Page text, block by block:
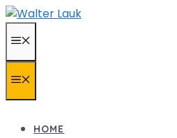
Zum
springen
HOME